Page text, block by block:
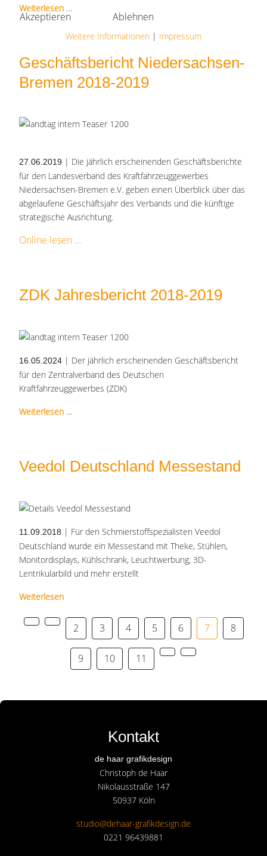
Weiterlesen …
Geschäftsbericht Niedersachsen-
Bremen 2018-2019
27.06.2019 | Die jährlich erscheinenden Geschäftsberichte
für den Landesverband des Kraftfahrzeuggewerbes
Niedersachsen-Bremen e.V. geben einen Überblick über das
abgelaufene Geschäftsjahr des Verbands und die künftige
strategische Ausrichtung.
Online lesen
ZDK Jahresbericht 2018-2019
16.05.2024 | Der jährlich erscheinenden Geschäftsbericht
für den Zentralverband des Deutschen
Kraftfahrzeuggewerbes (ZDK)
Weiterlesen …
Veedol Deutschland Messestand
11.09.2018 | Für den Schmierstoffspezialisten Veedol
Deutschland wurde ein Messestand mit Theke, Stühlen,
Monitordisplays, Kühlschrank, Leuchtwerbung, 3D-
Lentrikularbild und mehr erstellt
Weiterlesen
2 3 4 5 6 7 8
9 10 11
Kontakt
de haar grafikdesign
Christoph de Haar
Nikolausstraße 147
50937 Köln
studio@dehaar-grafikdesign.de
0221 96439881
Akzeptieren Ablehnen
Weitere Informationen | Impressum